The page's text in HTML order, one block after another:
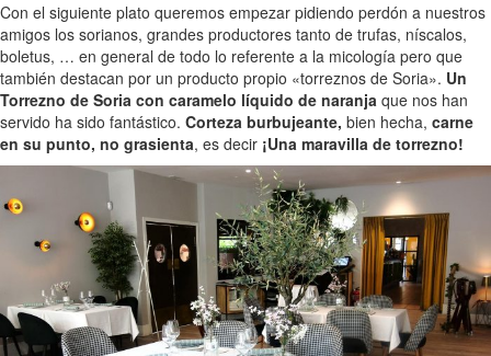
Con el siguiente plato queremos empezar pidiendo perdón a nuestros
amigos los sorianos, grandes productores tanto de trufas, níscalos,
boletus, … en general de todo lo referente a la micología pero que
también destacan por un producto propio «torreznos de Soria». Un
Torrezno de Soria con caramelo líquido de naranja que nos han
servido ha sido fantástico. Corteza burbujeante, bien hecha, carne
en su punto, no grasienta, es decir ¡Una maravilla de torrezno!